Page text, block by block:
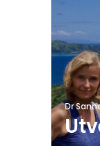
Dr